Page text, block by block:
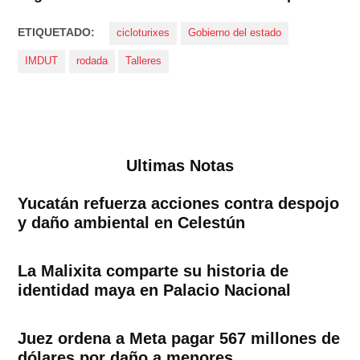
ETIQUETADO: cicloturixes Gobierno del estado
IMDUT rodada Talleres
Ultimas Notas
Yucatán refuerza acciones contra despojo
y daño ambiental en Celestún
La Malixita comparte su historia de
identidad maya en Palacio Nacional
Juez ordena a Meta pagar 567 millones de